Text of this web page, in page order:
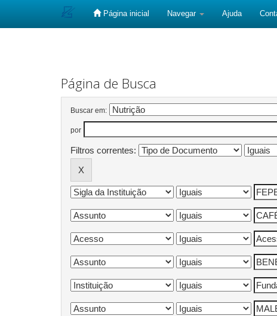
Página inicial Navegar Ajuda
Página de Busca
Buscar em:
por
Filtros correntes: